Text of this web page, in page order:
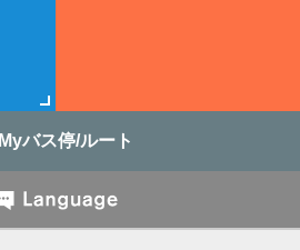
Myバス停/ルート